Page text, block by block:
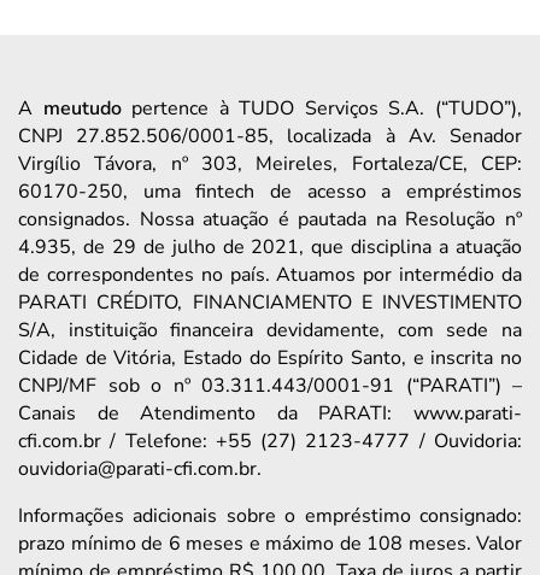
A meutudopertence à TUDO Serviços S.A. (“TUDO”),
CNPJ 27.852.506/0001-85, localizada à Av. Senador
Virgílio Távora, nº 303, Meireles, Fortaleza/CE, CEP:
60170-250, uma fintech de acesso a empréstimos
consignados. Nossa atuação é pautada na Resolução nº
4.935, de 29 de julho de 2021, que disciplina a atuação
de correspondentes no país. Atuamos por intermédio da
PARATI CRÉDITO, FINANCIAMENTO E INVESTIMENTO
S/A, instituição financeira devidamente, com sede na
Cidade de Vitória, Estado do Espírito Santo, e inscrita no
CNPJ/MF sob o nº 03.311.443/0001-91 (“PARATI”) –
Canais de Atendimento da PARATI: www.parati-
cfi.com.br / Telefone: +55 (27) 2123-4777 / Ouvidoria:
ouvidoria@parati-cfi.com.br.
Informações adicionais sobre o empréstimo consignado:
prazo mínimo de 6 meses e máximo de 108 meses. Valor